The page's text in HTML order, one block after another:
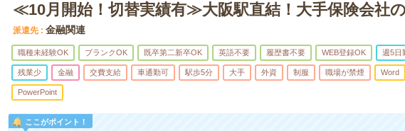
≪10月開始！切替実績有≫大阪駅直結！大手保険会社
派遣先 金融関連
職種未経験OK ブランクOK 既卒第二新卒OK 英語不要 履歴書不要 WEB登録OK 週5日
残業少 金融 交費支給 車通勤可 駅歩5分 大手 外資 制服 職場が禁煙 Word
PowerPoint
ここがポイント！